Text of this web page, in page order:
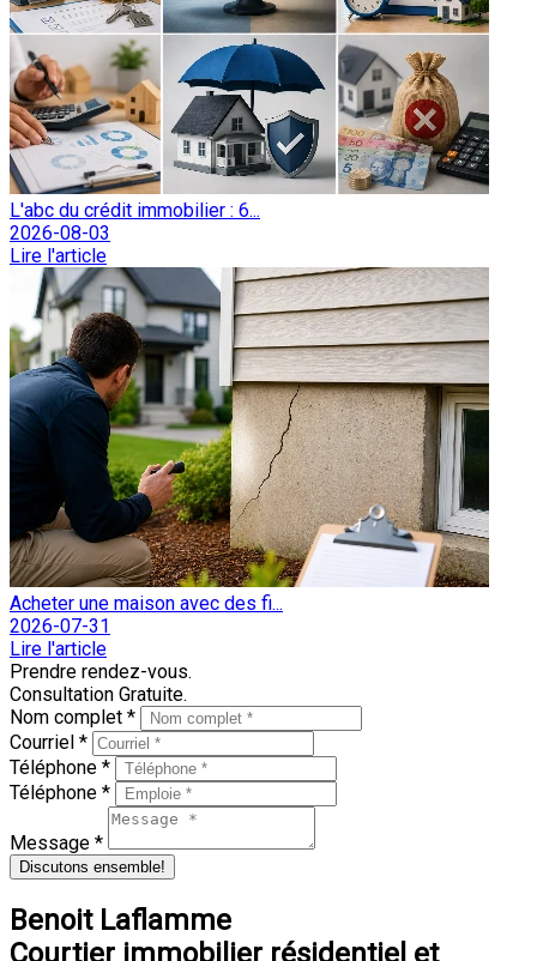
L'abc du crédit immobilier : 6...
2026-08-03
Lire l'article
Acheter une maison avec des fi...
2026-07-31
Lire l'article
Prendre rendez-vous.
Consultation Gratuite.
Nom complet *
Courriel *
Téléphone *
Téléphone *
Message *
Discutons ensemble!
Benoit Laflamme
Courtier immobilier résidentiel et